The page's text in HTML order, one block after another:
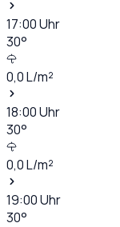
17:00Uhr
30°
0,0L/m²
18:00Uhr
30°
0,0L/m²
19:00Uhr
30°